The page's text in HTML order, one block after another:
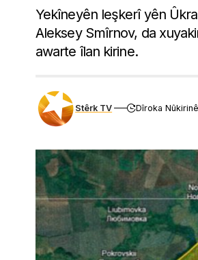
Yekîneyên leşkerî yên
Aleksey Smîrnov, da
awarte îlan kirine.
Stêrk TV Dîroka